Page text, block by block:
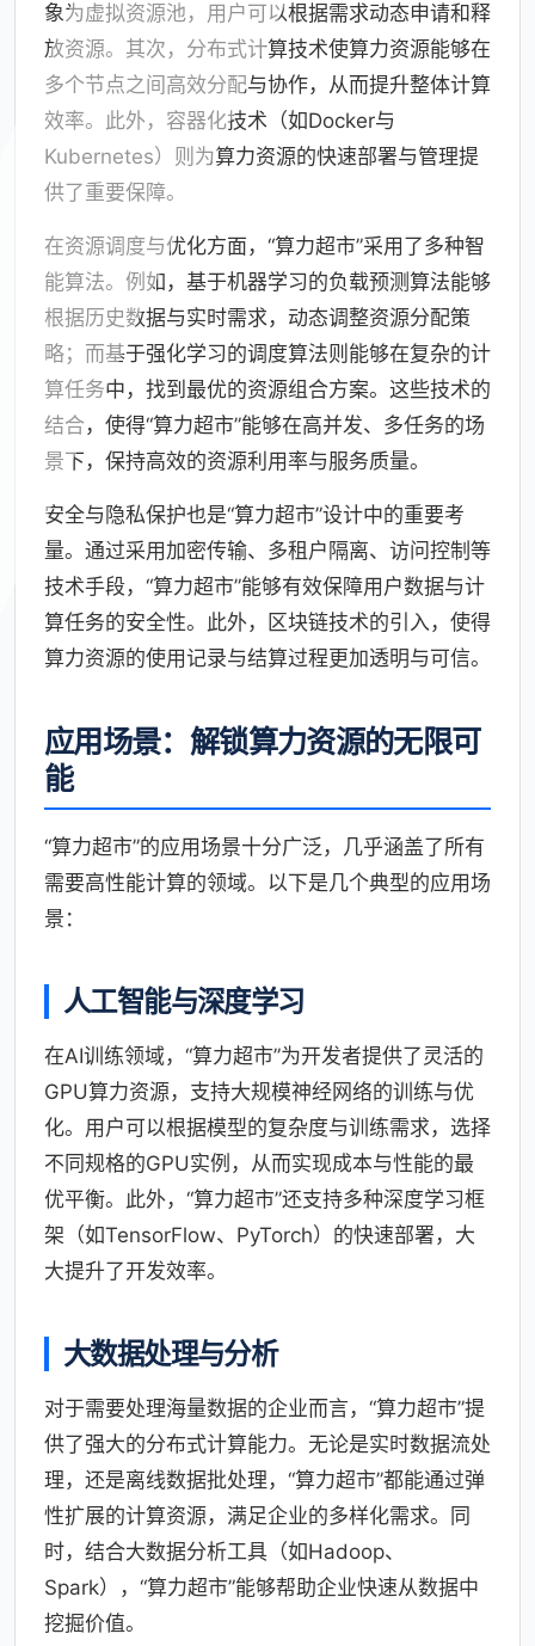
象为虚拟资源池，用户可以根据需求动态申请和释
放资源。其次，分布式计算技术使算力资源能够在
多个节点之间高效分配与协作，从而提升整体计算
效率。此外，容器化技术（如Docker与
Kubernetes）则为算力资源的快速部署与管理提
供了重要保障。
在资源调度与优化方面，“算力超市”采用了多种智
能算法。例如，基于机器学习的负载预测算法能够
根据历史数据与实时需求，动态调整资源分配策
略；而基于强化学习的调度算法则能够在复杂的计
算任务中，找到最优的资源组合方案。这些技术的
结合，使得“算力超市”能够在高并发、多任务的场
景下，保持高效的资源利用率与服务质量。
安全与隐私保护也是“算力超市”设计中的重要考
量。通过采用加密传输、多租户隔离、访问控制等
技术手段，“算力超市”能够有效保障用户数据与计
算任务的安全性。此外，区块链技术的引入，使得
算力资源的使用记录与结算过程更加透明与可信。
应用场景：解锁算力资源的无限可
能
“算力超市”的应用场景十分广泛，几乎涵盖了所有
需要高性能计算的领域。以下是几个典型的应用场
景：
人工智能与深度学习
在AI训练领域，“算力超市”为开发者提供了灵活的
GPU算力资源，支持大规模神经网络的训练与优
化。用户可以根据模型的复杂度与训练需求，选择
不同规格的GPU实例，从而实现成本与性能的最
优平衡。此外，“算力超市”还支持多种深度学习框
架（如TensorFlow、PyTorch）的快速部署，大
大提升了开发效率。
大数据处理与分析
对于需要处理海量数据的企业而言，“算力超市”提
供了强大的分布式计算能力。无论是实时数据流处
理，还是离线数据批处理，“算力超市”都能通过弹
性扩展的计算资源，满足企业的多样化需求。同
时，结合大数据分析工具（如Hadoop、
Spark），“算力超市”能够帮助企业快速从数据中
挖掘价值。